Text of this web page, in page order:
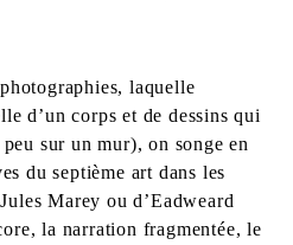
laquelle
d’un corps et de dessins qui
sur un mur), on songe en
du septième art dans les
Marey ou d’Eadweard
la narration fragmentée, le